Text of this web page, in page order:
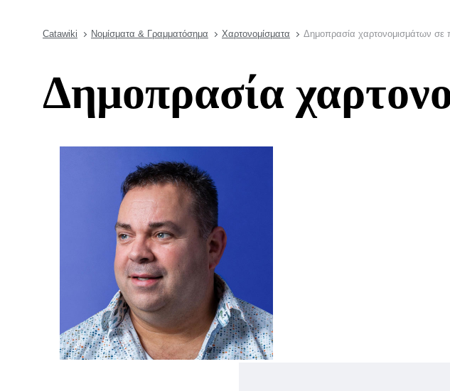
Catawiki Νομίσματα & Γραμματόσημα Χαρτονομίσματα Δημοπρασία χαρτονομισμάτων σε
Δημοπρασία